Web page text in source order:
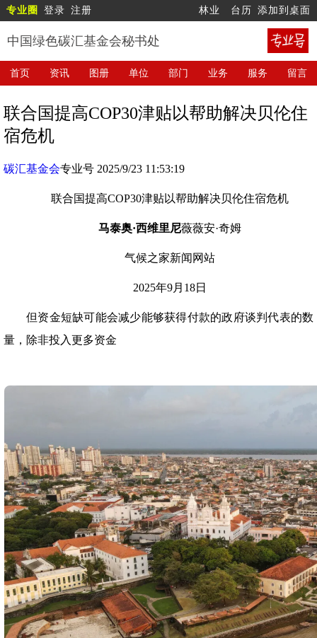
专业圈 登录 注册 林业 台历 添加到桌面
中国绿色碳汇基金会秘书处
首页 资讯 图册 单位 部门 业务 服务 留言
联合国提高COP30津贴以帮助解决贝伦住
宿危机
碳汇基金会专业号 2025/9/23 11:53:19
联合国提高COP30津贴以帮助解决贝伦住宿危机
马泰奥·西维里尼薇薇安·奇姆
气候之家新闻网站
2025年9月18日
但资金短缺可能会减少能够获得付款的政府谈判代表的数
量，除非投入更多资金